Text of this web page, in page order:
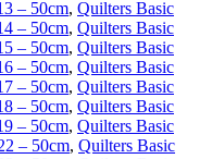
– 50cm, Quilters Basic
– 50cm, Quilters Basic
– 50cm, Quilters Basic
– 50cm, Quilters Basic
– 50cm, Quilters Basic
– 50cm, Quilters Basic
– 50cm, Quilters Basic
– 50cm, Quilters Basic